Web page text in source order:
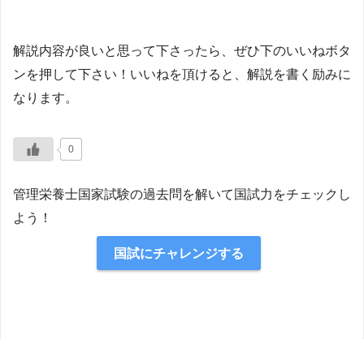
解説内容が良いと思って下さったら、ぜひ下のいいねボタ
ンを押して下さい！いいねを頂けると、解説を書く励みに
なります。
0
管理栄養士国家試験の過去問を解いて国試力をチェックし
よう！
国試にチャレンジする